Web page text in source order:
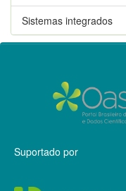
Sistemas integrados
Suportado por